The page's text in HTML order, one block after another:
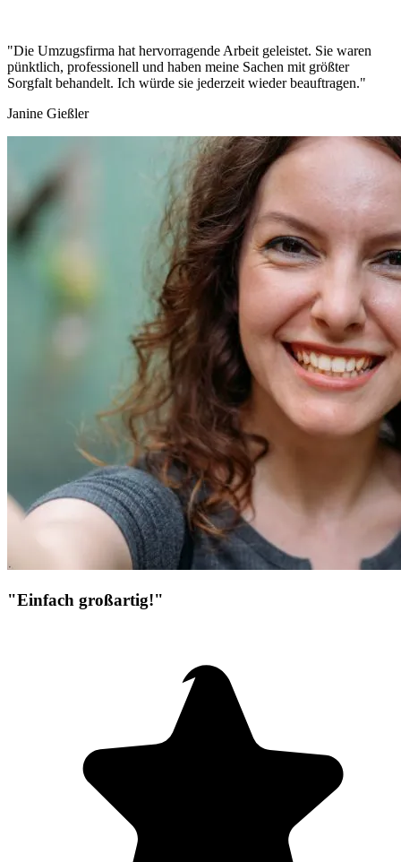
"Die Umzugsfirma hat hervorragende Arbeit geleistet. Sie waren
pünktlich, professionell und haben meine Sachen mit größter
Sorgfalt behandelt. Ich würde sie jederzeit wieder beauftragen."
Janine Gießler
"Einfach großartig!"